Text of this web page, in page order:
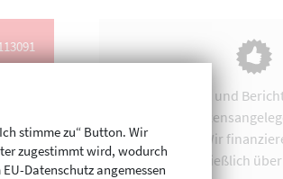
Vereinsarbeit und
uns eine
zeitintensiv. Wir
ausschließlich
stimme zu“ Button. Wir
zugestimmt wird, wodurch
Datenschutz angemessen